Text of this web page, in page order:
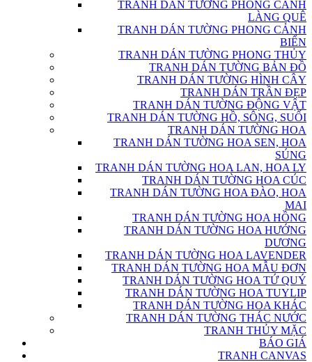
TRANH DÁN TƯỜNG PHONG CẢNH
LÀNG QUÊ
TRANH DÁN TƯỜNG PHONG CẢNH
BIỂN
TRANH DÁN TƯỜNG PHONG THỦY
TRANH DÁN TƯỜNG BẢN ĐỒ
TRANH DÁN TƯỜNG HÌNH CÂY
TRANH DÁN TRẦN ĐẸP
TRANH DÁN TƯỜNG ĐỘNG VẬT
TRANH DÁN TƯỜNG HỒ, SÔNG, SUỐI
TRANH DÁN TƯỜNG HOA
TRANH DÁN TƯỜNG HOA SEN, HOA
SÚNG
TRANH DÁN TƯỜNG HOA LAN, HOA LY
TRANH DÁN TƯỜNG HOA CÚC
TRANH DÁN TƯỜNG HOA ĐÀO, HOA
MAI
TRANH DÁN TƯỜNG HOA HỒNG
TRANH DÁN TƯỜNG HOA HƯỚNG
DƯƠNG
TRANH DÁN TƯỜNG HOA LAVENDER
TRANH DÁN TƯỜNG HOA MẪU ĐƠN
TRANH DÁN TƯỜNG HOA TỨ QUÝ
TRANH DÁN TƯỜNG HOA TUYLIP
TRANH DÁN TƯỜNG HOA KHÁC
TRANH DÁN TƯỜNG THÁC NƯỚC
TRANH THỦY MẶC
BÁO GIÁ
TRANH CANVAS